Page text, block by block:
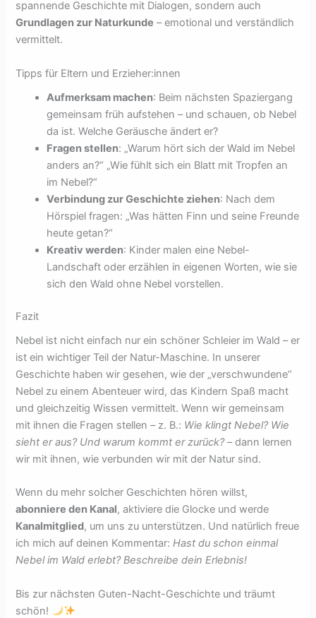
spannende Geschichte mit Dialogen, sondern auch
Grundlagen zur Naturkunde – emotional und verständlich
vermittelt.
Tipps für Eltern und Erzieher:innen
Aufmerksam machen: Beim nächsten Spaziergang
gemeinsam früh aufstehen – und schauen, ob Nebel
da ist. Welche Geräusche ändert er?
Fragen stellen: „Warum hört sich der Wald im Nebel
anders an?“ „Wie fühlt sich ein Blatt mit Tropfen an
im Nebel?“
Verbindung zur Geschichte ziehen: Nach dem
Hörspiel fragen: „Was hätten Finn und seine Freunde
heute getan?“
Kreativ werden: Kinder malen eine Nebel-
Landschaft oder erzählen in eigenen Worten, wie sie
sich den Wald ohne Nebel vorstellen.
Fazit
Nebel ist nicht einfach nur ein schöner Schleier im Wald – er
ist ein wichtiger Teil der Natur-Maschine. In unserer
Geschichte haben wir gesehen, wie der „verschwundene“
Nebel zu einem Abenteuer wird, das Kindern Spaß macht
und gleichzeitig Wissen vermittelt. Wenn wir gemeinsam
mit ihnen die Fragen stellen – z. B.: Wie klingt Nebel? Wie
sieht er aus? Und warum kommt er zurück?– dann lernen
wir mit ihnen, wie verbunden wir mit der Natur sind.
Wenn du mehr solcher Geschichten hören willst,
abonniere den Kanal, aktiviere die Glocke und werde
Kanalmitglied, um uns zu unterstützen. Und natürlich freue
ich mich auf deinen Kommentar:Hast du schon einmal
Nebel im Wald erlebt? Beschreibe dein Erlebnis!
Bis zur nächsten Guten-Nacht-Geschichte und träumt
schön!